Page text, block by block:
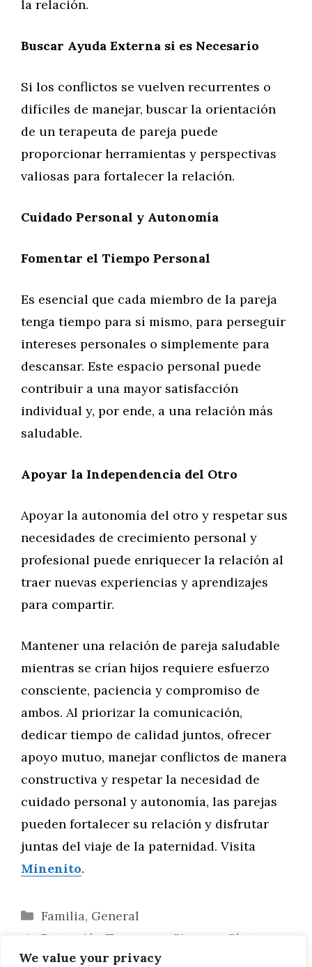
We value your privacy
la relación.
Buscar Ayuda Externa si es Necesario
Si los conflictos se vuelven recurrentes o
difíciles de manejar, buscar la orientación
de un terapeuta de pareja puede
proporcionar herramientas y perspectivas
valiosas para fortalecer la relación.
Cuidado Personal y Autonomía
Fomentar el Tiempo Personal
Es esencial que cada miembro de la pareja
tenga tiempo para sí mismo, para perseguir
intereses personales o simplemente para
descansar. Este espacio personal puede
contribuir a una mayor satisfacción
individual y, por ende, a una relación más
saludable.
Apoyar la Independencia del Otro
Apoyar la autonomía del otro y respetar sus
necesidades de crecimiento personal y
profesional puede enriquecer la relación al
traer nuevas experiencias y aprendizajes
para compartir.
Mantener una relación de pareja saludable
mientras se crían hijos requiere esfuerzo
consciente, paciencia y compromiso de
ambos. Al priorizar la comunicación,
dedicar tiempo de calidad juntos, ofrecer
apoyo mutuo, manejar conflictos de manera
constructiva y respetar la necesidad de
cuidado personal y autonomía, las parejas
pueden fortalecer su relación y disfrutar
juntas del viaje de la paternidad. Visita
Minenito.
Categorías
Familia, General
Detección Temprana: Signos y Síntomas
de Problemas Auditivos en Bebés